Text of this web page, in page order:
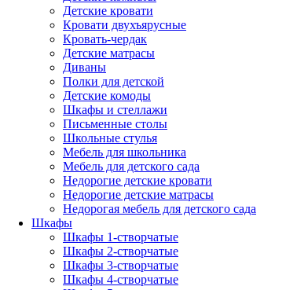
Детские кровати
Кровати двухъярусные
Кровать-чердак
Детские матрасы
Диваны
Полки для детской
Детские комоды
Шкафы и стеллажи
Письменные столы
Школьные стулья
Мебель для школьника
Мебель для детского сада
Недорогие детские кровати
Недорогие детские матрасы
Недорогая мебель для детского сада
Шкафы
Шкафы 1-створчатые
Шкафы 2-створчатые
Шкафы 3-створчатые
Шкафы 4-створчатые